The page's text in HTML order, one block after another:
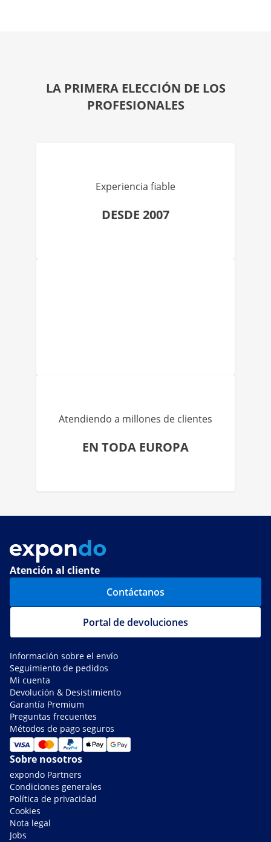
LA PRIMERA ELECCIÓN DE LOS
PROFESIONALES
Experiencia fiable
DESDE 2007
Atendiendo a millones de clientes
EN TODA EUROPA
Atención al cliente
Contáctanos
Portal de devoluciones
Información sobre el envío
Seguimiento de pedidos
Mi cuenta
Devolución & Desistimiento
Garantía Premium
Preguntas frecuentes
Métodos de pago seguros
Sobre nosotros
expondo Partners
Condiciones generales
Política de privacidad
Cookies
Nota legal
Jobs